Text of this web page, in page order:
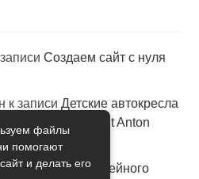
записиСоздаем сайт с нуля
к записиДетские автокресла
2-3 (1-2-3) цвет St Anton
Услуги семейного
файлы
помогают
и делать его